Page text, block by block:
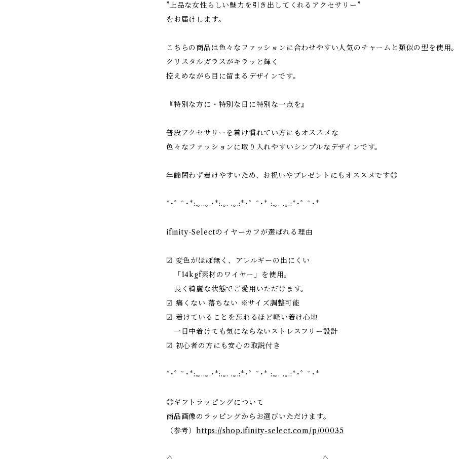
”上品な女性らしい魅力を引き出してくれるアクセサリー”
をお届けします。
こちらの商品は色々なファッションに合わせやすい人気のチャームと類似の型を使用。
クリスタルガラスがキラッと輝く
控えめながら目に留まるデザインです。
『特別な方に・特別な日に特別な一点を』
普段アクセサリーを着け慣れてい方にもオススメな
色々なファッションに取り入れやすいシンプルなデザインです。
年齢問わず着けやすいため、お祝いやプレゼントにもオススメです◎
*･゜ﾟ･*:.｡..｡.･*:.｡. .｡.:*･゜ﾟ･* :.｡. .｡.:*･゜ﾟ･*
ifinity-Selectのイヤーカフが選ばれる理由
☑︎ 変色がほぼ無く、アレルギーの出にくい
「14kgf素材のワイヤー」を使用。
長く綺麗な状態でご愛用いただけます。
☑︎ 痛くない 落ちない ※サイズ調整可能
☑︎ 着けていることを忘れるほど軽い着け心地
一日中着けても気にならないストレスフリー設計
☑︎ 初心者の方にも安心の取説付き
*･゜ﾟ･*:.｡..｡.･*:.｡. .｡.:*･゜ﾟ･* :.｡. .｡.:*･゜ﾟ･*
◎ギフトラッピングについて
商品画像のラッピングからお選びいただけます。
（参考）https://shop.ifinity-select.com/p/00035